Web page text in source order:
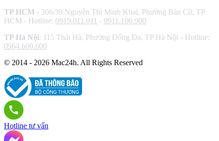
TP HCM - 306/39 Nguyễn Thị Minh Khai, Phường Bàn Cờ, TP
HCM - Hotline: 0919.011.011 - 0911.100.900
TP Hà Nội: 115 Thái Hà, Phường Đống Đa, TP Hà Nội - Hotline:
0964.600.600
© 2014 - 2026 Mac24h. All Rights Reserved
Hotline tư vấn